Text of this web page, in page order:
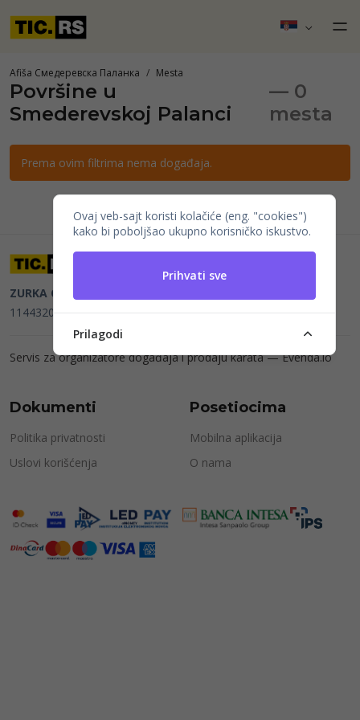
Afiša Смедеревска Паланка Mesta
Površine u
Smederevskoj Palanci
— 0
mesta
Prema ovim filtrima nema događaja.
ZURKA CE BITI DOO
114432064, MB 22023195,mail@tic.rs, +381 63 173 3142
Servis za organizatore događaja i prodaju karata —Evenda.io
Dokumenti
Politika privatnosti
Uslovi korišćenja
Posetiocima
Mobilna aplikacija
O nama
Ovaj veb-sajt koristi kolačiće (eng. "cookies")
kako bi poboljšao ukupno korisničko iskustvo.
Prihvati sve
Prilagodi